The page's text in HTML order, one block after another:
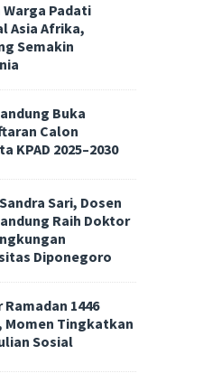
Warga Padati
Asia Afrika,
Semakin
Buka
Calon
KPAD 2025–2030
Sari, Dosen
Raih Doktor
Diponegoro
Ramadan 1446
Momen Tingkatkan
Sosial